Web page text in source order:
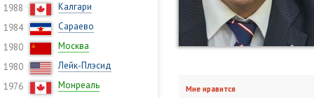
1988
Калгари
1984
Сараево
1980
Москва
1980
Лейк-Плэсид
1976
Монреаль
Мне нравится